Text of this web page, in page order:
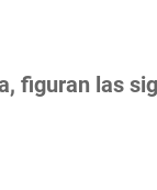
figuran las